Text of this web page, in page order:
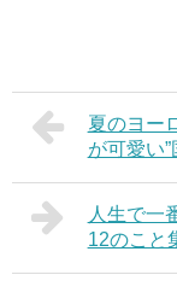
夏のヨー
が可愛い
人生で一
12のこと